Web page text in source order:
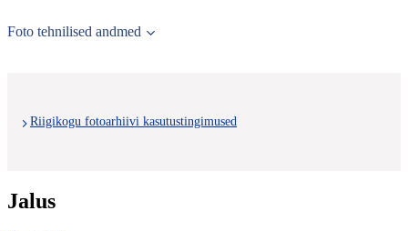
Foto tehnilised andmed
Riigikogu fotoarhiivi kasutustingimused
Jalus